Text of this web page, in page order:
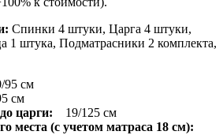
Спинки 4 штуки, Царга 4 штуки,
1 штука, Подматрасники 2 комплекта,
95 см
см
царги: 19/125 см
места (с учетом матраса 18 см):